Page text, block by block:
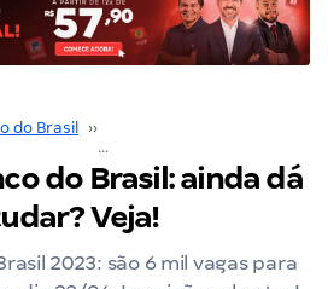
do Brasil ››
do Brasil: ainda dá
Veja!
2023: são 6 mil vagas para